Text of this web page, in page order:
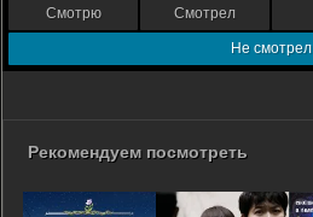
Смотрю Смотрел
Не смотрел
Рекомендуем посмотреть